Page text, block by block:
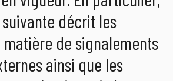
décrit les
de signalements
ainsi que les